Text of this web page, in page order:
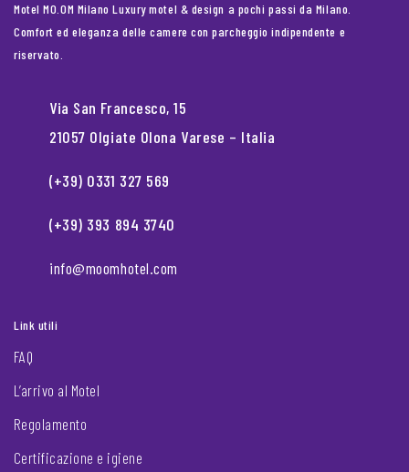
Motel MO.OM Milano Luxury motel & design a pochi passi da Milano.
Comfort ed eleganza delle camere con parcheggio indipendente e
riservato.
Via San Francesco, 15
21057 Olgiate Olona Varese – Italia
(+39) 0331 327 569
(+39) 393 894 3740
info@moomhotel.com
Link utili
FAQ
L’arrivo al Motel
Regolamento
Certificazione e igiene